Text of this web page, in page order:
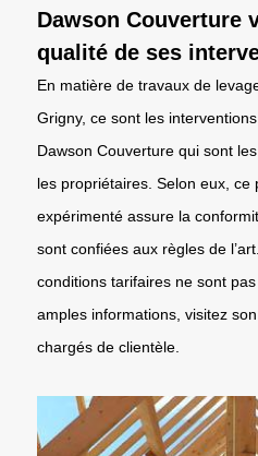
Dawson Couverture
qualité de ses
En matière de travaux de
Grigny, ce sont les
Dawson Couverture qui sont
les propriétaires. Selon eux, ce
expérimenté assure la
sont confiées aux règles de
conditions tarifaires ne sont
amples informations, visitez
chargés de clientèle.